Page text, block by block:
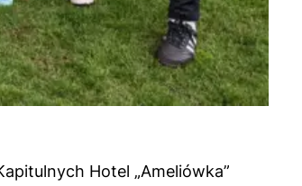
Hotel „Ameliówka”